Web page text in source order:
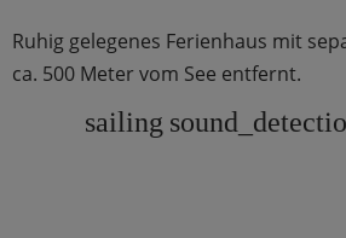
Ruhig gelegenes Ferienhaus mit
ca. 500 Meter vom See entfernt.
sailing